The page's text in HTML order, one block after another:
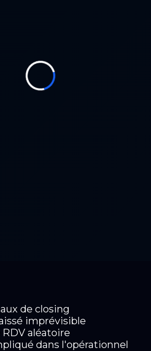
de closing
imprévisible
RDV aléatoire
dans l'opérationnel